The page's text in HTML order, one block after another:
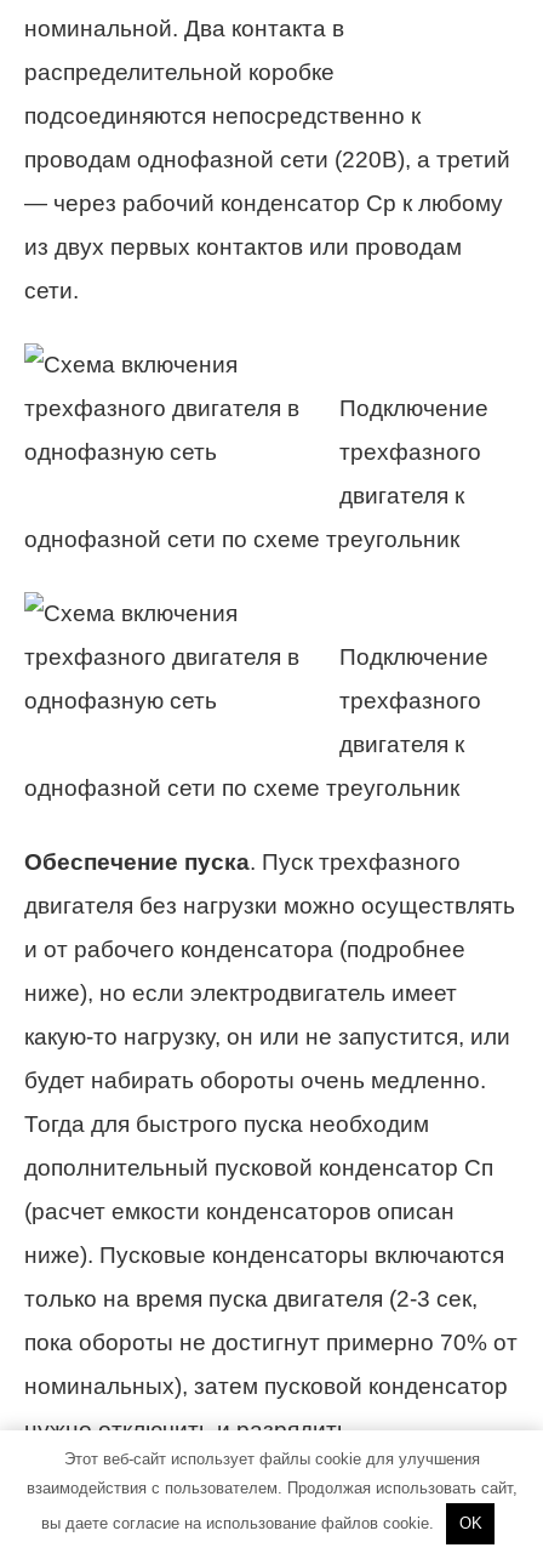
номинальной. Два контакта в
распределительной коробке
подсоединяются непосредственно к
проводам однофазной сети (220В), а третий
— через рабочий конденсатор Ср к любому
из двух первых контактов или проводам
сети.
Подключение
трехфазного
двигателя к
однофазной сети по схеме треугольник
Подключение
трехфазного
двигателя к
однофазной сети по схеме треугольник
Обеспечение пуска. Пуск трехфазного
двигателя без нагрузки можно осуществлять
и от рабочего конденсатора (подробнее
ниже), но если электродвигатель имеет
какую-то нагрузку, он или не запустится, или
будет набирать обороты очень медленно.
Тогда для быстрого пуска необходим
дополнительный пусковой конденсатор Сп
(расчет емкости конденсаторов описан
ниже). Пусковые конденсаторы включаются
только на время пуска двигателя (2-3 сек,
пока обороты не достигнут примерно 70% от
номинальных), затем пусковой конденсатор
нужно отключить и разрядить.
Подключение
Этот веб-сайт использует файлы cookie для улучшения
взаимодействия с пользователем. Продолжая использовать сайт,
вы даете согласие на использование файлов cookie.
OK